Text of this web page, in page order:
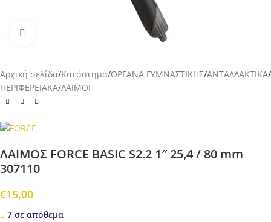
Αρχική σελίδα/Κατάστημα/ΟΡΓΑΝΑ ΓΥΜΝΑΣΤΙΚΗΣ/ΑΝΤΑΛΛΑΚΤΙΚΑ/
ΠΕΡΙΦΕΡΕΙΑΚΑ/ΛΑΙΜΟΙ
ΛΑΙΜΟΣ FORCE BASIC S2.2 1″ 25,4 / 80 mm
307110
€15,00
7 σε απόθεμα